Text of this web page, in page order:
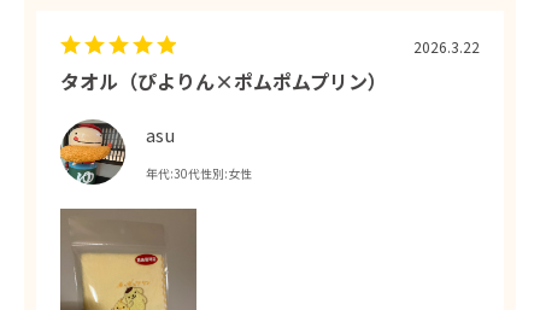
タオル（ぴよりん×ポムポムプリン）
asu
年代:30代性別:女性
2026.3.22